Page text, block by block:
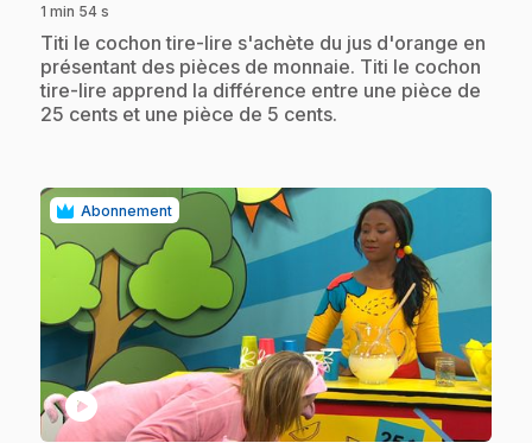
1 min 54 s
.Titi le cochon tire-lire s'achète du jus d'orange en
présentant des pièces de monnaie. Titi le cochon
tire-lire apprend la différence entre une pièce de
25 cents et une pièce de 5 cents.
Abonnement
play_circle